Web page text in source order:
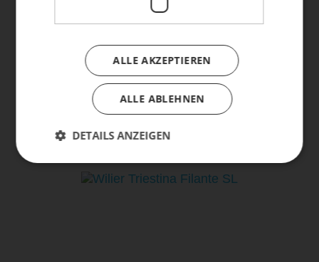
WILIER TRIESTINA
RAPIDA
ALLE AKZEPTIEREN
ALLE ABLEHNEN
DETAILS ANZEIGEN